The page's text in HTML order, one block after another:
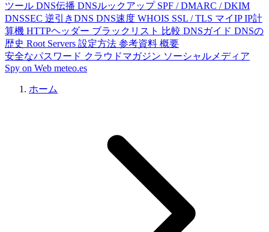
ツール DNS伝播 DNSルックアップ SPF / DMARC / DKIM
DNSSEC 逆引きDNS DNS速度 WHOIS SSL / TLS マイIPIP計
算機 HTTPヘッダー ブラックリスト 比較 DNSガイド DNSの
歴史 Root Servers 設定方法 参考資料 概要
安全なパスワード クラウドマガジン ソーシャルメディア
Spy on Web meteo.es
ホーム